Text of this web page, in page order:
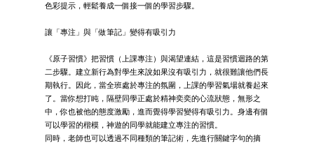
色彩提示，輕鬆養成一個接一個的學習步驟。
讓「專注」與「做筆記」變得有吸引力
《原子習慣》把習慣（上課專注）與渴望連結，這是習慣迴路的第
二步驟。建立新行為對學生來說如果沒有吸引力，就很難讓他們長
期執行。因此，當全班處於專注的氛圍，上課的學習氣場就養起來
了。當你想打盹，隔壁同學正處於精神奕奕的心流狀態，無形之
中，你也被他的態度激勵，進而覺得學習變得有吸引力。身邊有個
可以學習的楷模，神遊的同學就能建立專注的習慣。
同時，老師也可以透過不同種類的筆記術，先進行關鍵字句的摘